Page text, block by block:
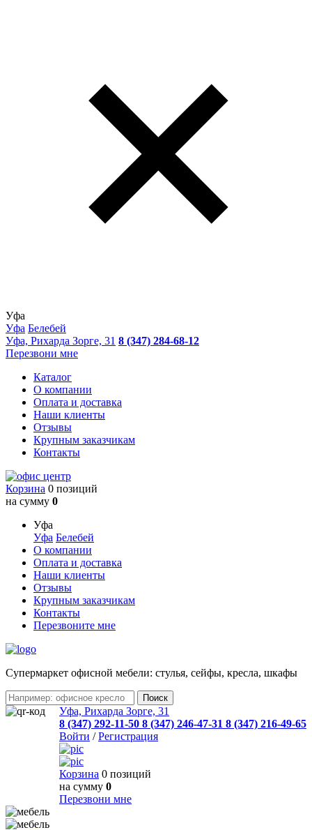
Уфа
Уфа Белебей
Уфа, Рихарда Зорге, 31 8 (347) 284-68-12
Перезвони мне
Каталог
О компании
Оплата и доставка
Наши клиенты
Отзывы
Крупным заказчикам
Контакты
Корзина 0 позиций
на сумму 0
Уфа
Уфа Белебей
О компании
Оплата и доставка
Наши клиенты
Отзывы
Крупным заказчикам
Контакты
Перезвоните мне
Cупермаркет офисной мебели: стулья, сейфы, кресла, шкафы
Уфа, Рихарда Зорге, 31
8 (347) 292-11-50 8 (347) 246-47-31 8 (347) 216-49-65
Войти /Регистрация
Корзина 0 позиций
на сумму 0
Перезвони мне